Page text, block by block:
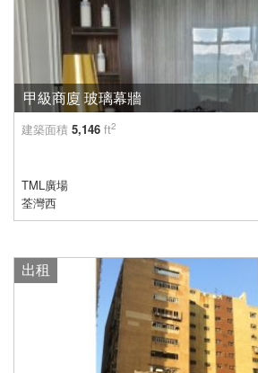
甲級商廈 玻璃幕牆
建築面積 5,146 ft2
TML廣場
荃灣西
出租